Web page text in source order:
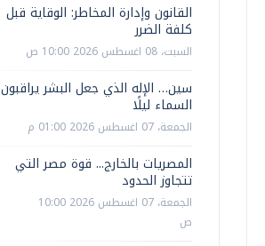
القانون وإدارة المخاطر: الوقاية قبل
كلفة الضرر
السبت، 08 اغسطس 2026 10:00 ص
سين… الإله الذي جعل البشر يراقبون
السماء ليلًا
الجمعة، 07 اغسطس 2026 01:00 م
المصريات بالخارج... قوة مصر التي
تتجاوز الحدود
الجمعة، 07 اغسطس 2026 10:00
ص